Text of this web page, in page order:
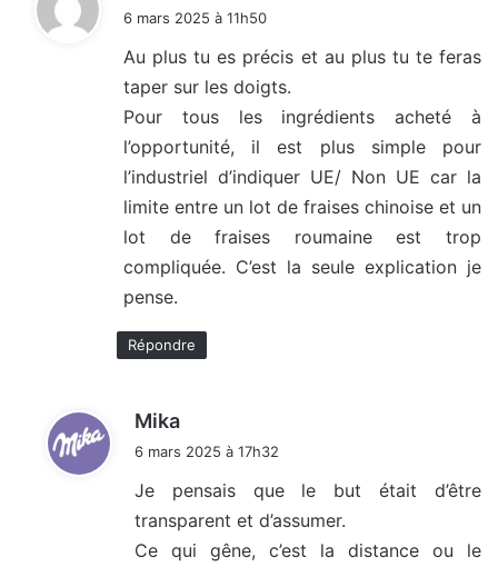
:
6 mars 2025 à 11h50
Au plus tu es précis et au plus tu te feras
taper sur les doigts.
Pour tous les ingrédients acheté à
l’opportunité, il est plus simple pour
l’industriel d’indiquer UE/ Non UE car la
limite entre un lot de fraises chinoise et un
lot de fraises roumaine est trop
compliquée. C’est la seule explication je
pense.
Répondre
Mika
:
6 mars 2025 à 17h32
Je pensais que le but était d’être
transparent et d’assumer.
Ce qui gêne, c’est la distance ou le